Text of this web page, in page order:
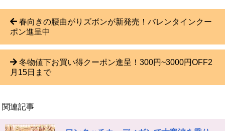
春向きの腰曲がりズボンが新発売！バレンタインクー
ポン進呈中
冬物値下お買い得クーポン進呈！300円~3000円OFF2
月15日まで
関連記事